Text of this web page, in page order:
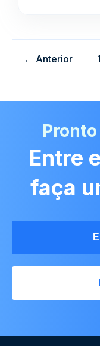
← Anterior 1
Entre
faça